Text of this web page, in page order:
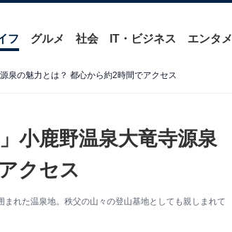
フ グルメ 社会 IT・ビジネス エンタメ
泉の魅力とは？ 都心から約2時間でアクセス
小鹿野温泉大竜寺源泉
クセス
れた温泉地。秩父の山々の登山基地としても親しまれて